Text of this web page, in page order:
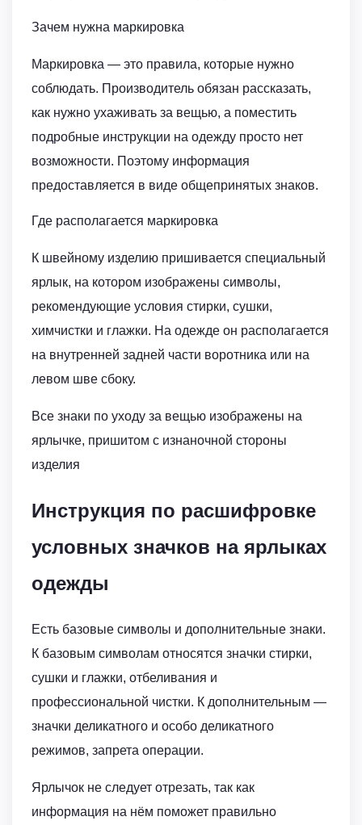
Зачем нужна маркировка
Маркировка — это правила, которые нужно
соблюдать. Производитель обязан рассказать,
как нужно ухаживать за вещью, а поместить
подробные инструкции на одежду просто нет
возможности. Поэтому информация
предоставляется в виде общепринятых знаков.
Где располагается маркировка
К швейному изделию пришивается специальный
ярлык, на котором изображены символы,
рекомендующие условия стирки, сушки,
химчистки и глажки. На одежде он располагается
на внутренней задней части воротника или на
левом шве сбоку.
Все знаки по уходу за вещью изображены на
ярлычке, пришитом с изнаночной стороны
изделия
Инструкция по расшифровке
условных значков на ярлыках
одежды
Есть базовые символы и дополнительные знаки.
К базовым символам относятся значки стирки,
сушки и глажки, отбеливания и
профессиональной чистки. К дополнительным —
значки деликатного и особо деликатного
режимов, запрета операции.
Ярлычок не следует отрезать, так как
информация на нём поможет правильно